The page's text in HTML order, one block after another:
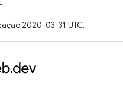
2020-03-31 UTC.